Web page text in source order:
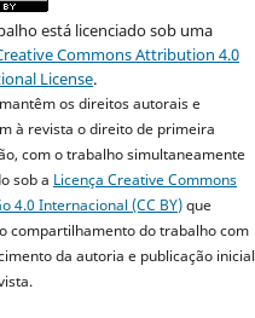
está licenciado sob uma
Commons Attribution 4.0
License.
os direitos autorais e
à revista o direito de primeira
com o trabalho simultaneamente
sob a Licença Creative Commons
4.0 Internacional (CC BY)que
compartilhamento do trabalho com
da autoria e publicação inicial